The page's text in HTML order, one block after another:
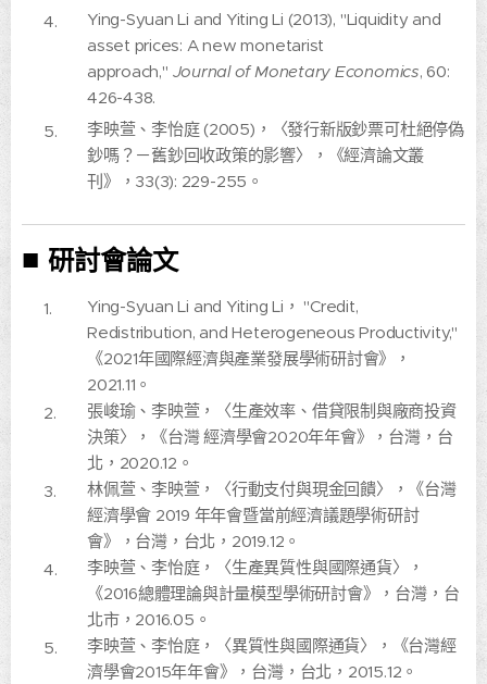
Ying-Syuan Li and Yiting Li (2013), "Liquidity and
asset prices: A new monetarist
approach," Journal of Monetary Economics, 60:
426-438.
李映萱、李怡庭 (2005)，〈發行新版鈔票可杜絕停偽
鈔嗎？－舊鈔回收政策的影響〉，《經濟論文叢
刊》，33(3): 229-255。
■ 研討會論文
Ying-Syuan Li and Yiting Li， "Credit,
Redistribution, and Heterogeneous Productivity,"
《2021年國際經濟與產業發展學術研討會》，
2021.11。
張峻瑜、李映萱，〈生產效率、借貸限制與廠商投資
決策〉，《台灣 經濟學會2020年年會》，台灣，台
北，2020.12。
林佩萱、李映萱，〈行動支付與現金回饋〉，《台灣
經濟學會 2019 年年會暨當前經濟議題學術研討
會》，台灣，台北，2019.12。
李映萱、李怡庭，〈生產異質性與國際通貨〉，
《2016總體理論與計量模型學術研討會》，台灣，台
北市，2016.05。
李映萱、李怡庭，〈異質性與國際通貨〉，《台灣經
濟學會2015年年會》，台灣，台北，2015.12。